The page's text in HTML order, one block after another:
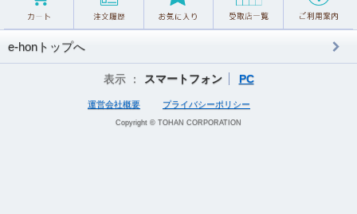
e-honトップへ
表示 ： スマートフォン PC
運営会社概要 プライバシーポリシー
Copyright © TOHAN CORPORATION